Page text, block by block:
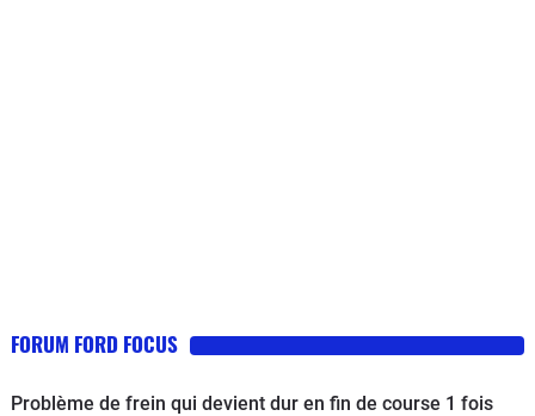
FORUM FORD FOCUS
Problème de frein qui devient dur en fin de course 1 fois